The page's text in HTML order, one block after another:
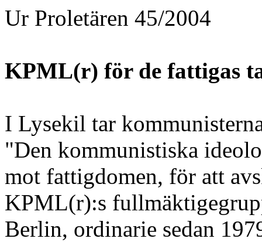
Ur Proletären 45/2004
KPML(r) för de fattigas
I Lysekil tar
"Den kommunistiska
mot fattigdomen, för att
KPML(r):s
Berlin, ordinarie sedan